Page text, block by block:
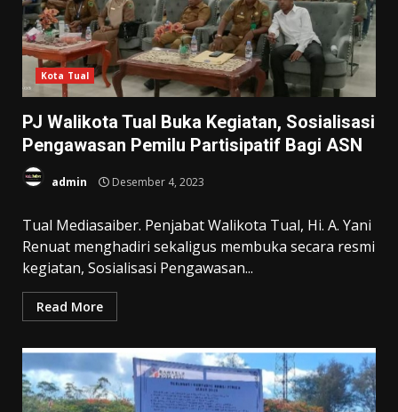
Kota Tual
PJ Walikota Tual Buka Kegiatan, Sosialisasi
Pengawasan Pemilu Partisipatif Bagi ASN
admin Desember 4, 2023
Tual Mediasaiber. Penjabat Walikota Tual, Hi. A. Yani
Renuat menghadiri sekaligus membuka secara resmi
kegiatan, Sosialisasi Pengawasan...
Read More